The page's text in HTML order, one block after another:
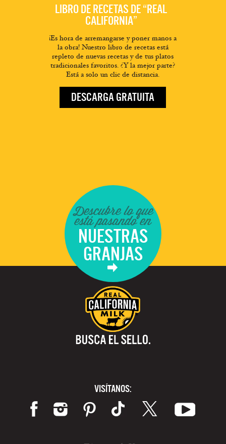
LIBRO DE RECETAS DE “REAL
CALIFORNIA”
¡Es hora de arremangarse y poner manos a
la obra! Nuestro libro de recetas está
repleto de nuevas recetas y de tus platos
tradicionales favoritos. ¿Y la mejor parte?
Está a solo un clic de distancia.
DESCARGA GRATUITA
Descubre lo que
está pasando en
NUESTRAS
GRANJAS
VISÍTANOS: